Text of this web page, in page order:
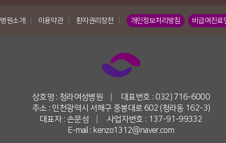
병원소개 이용약관 환자권리장전 개인정보처리방침 비급여진료
상호명 : 청라여성병원
대표번호 : 032) 716-6000
주소 : 인천광역시 서해구 중봉대로 602 (청라동 162-3)
대표자 : 손문성
사업자번호 : 137-91-99332
E-mail : kenzo1312@naver.com